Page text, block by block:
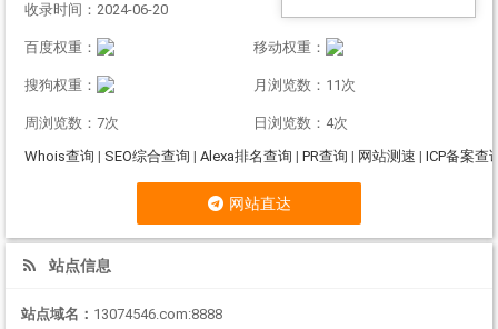
收录时间：2024-06-20
百度权重： 移动权重：
搜狗权重： 月浏览数：11次
周浏览数：7次
日浏览数：4次
Whois查询 | SEO综合查询 | Alexa排名查询 | PR查询 | 网站测速 | ICP备案查
网站直达
站点信息
站点域名： 13074546.com:8888